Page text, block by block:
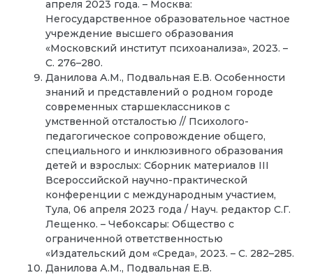
апреля 2023 года. – Москва:
Негосударственное образовательное частное
учреждение высшего образования
«Московский институт психоанализа», 2023. –
С. 276–280.
Данилова А.М., Подвальная Е.В. Особенности
знаний и представлений о родном городе
современных старшеклассников с
умственной отсталостью // Психолого-
педагогическое сопровождение общего,
специального и инклюзивного образования
детей и взрослых: Сборник материалов III
Всероссийской научно-практической
конференции с международным участием,
Тула, 06 апреля 2023 года / Науч. редактор С.Г.
Лещенко. – Чебоксары: Общество с
ограниченной ответственностью
«Издательский дом «Среда», 2023. – С. 282–285.
Данилова А.М., Подвальная Е.В.